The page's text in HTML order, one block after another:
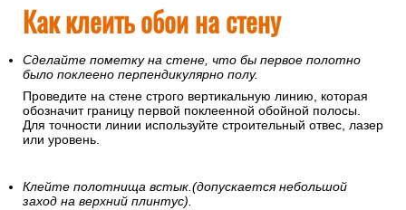
Как клеить обои на стену
Сделайте пометку на стене, что бы первое полотно
было поклеено перпендикулярно полу.
Проведите на стене строго вертикальную линию, которая
обозначит границу первой поклеенной обойной полосы.
Для точности линии используйте строительный отвес, лазер
или уровень.
Клейте полотнища встык.(допускается небольшой
заход на верхний плинтус).